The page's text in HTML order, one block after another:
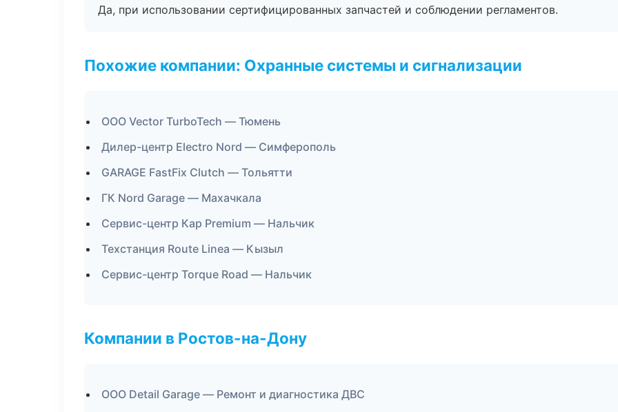
Да, при использовании сертифицированных запчастей и соблюдении регламентов.
Похожие компании: Охранные системы и сигнализации
ООО Vector TurboTech — Тюмень
Дилер-центр Electro Nord — Симферополь
GARAGE FastFix Clutch — Тольятти
ГК Nord Garage — Махачкала
Сервис-центр Кар Premium — Нальчик
Техстанция Route Linea — Кызыл
Сервис-центр Torque Road — Нальчик
Компании в Ростов-на-Дону
ООО Detail Garage — Ремонт и диагностика ДВС